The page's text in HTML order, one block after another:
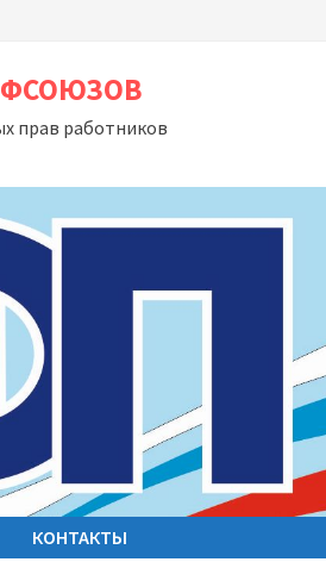
прав работников
КОНТАКТЫ